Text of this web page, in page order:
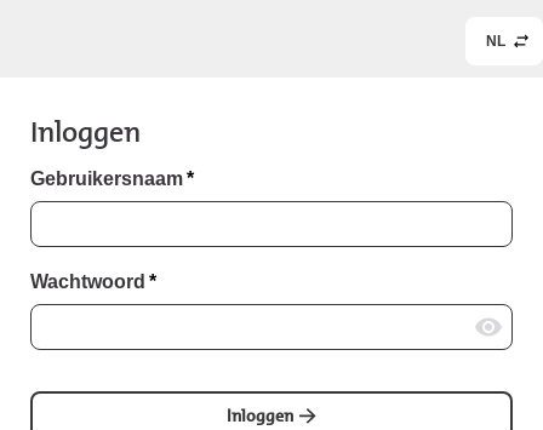
NL
Inloggen
Gebruikersnaam*
Wachtwoord *
Inloggen